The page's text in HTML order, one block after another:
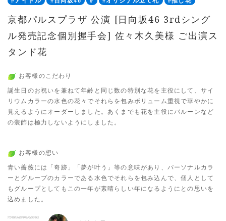
京都パルスプラザ 公演 [日向坂46 3rdシング
ル発売記念個別握手会] 佐々木久美様 ご出演ス
タンド花
お客様のこだわり
誕生日のお祝いを兼ねて年齢と同じ数の特別な花を主役にして、サイ
リウムカラーの水色の花々でそれらを包みボリューム重視で華やかに
見えるようにオーダーしました。あくまでも花を主役にバルーンなど
の装飾は極力しないようにしました。
お客様の想い
青い薔薇には「奇跡」「夢が叶う」等の意味があり、パーソナルカラ
ーとグループのカラーである水色でそれらを包み込んで、個人として
もグループとしてもこの一年が素晴らしい年になるようにとの思いを
込めました。